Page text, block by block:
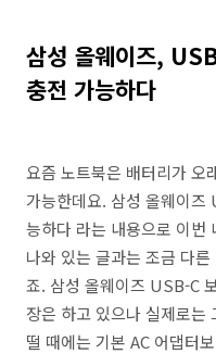
삼성 올웨이즈,
충전 가능하다
요즘 노트북은 배터리가 오
가능한데요. 삼성 올웨이즈
능하다 라는 내용으로 이번
나와 있는 글과는 조금 다
죠. 삼성 올웨이즈 USB-C
장은 하고 있으나 실제로는
떨 때에는 기본 AC 어댑터